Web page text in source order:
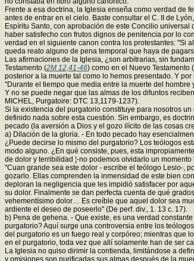
Frente a esa doctrina, la Iglesia enseña como verdad de
antes de entrar en el cielo. Baste consultar el C. II de
Espíritu Santo, con aprobación de este Concilio
haber satisfecho con frutos dignos de penitencia por lo
verdad en el siguiente canon contra los protestantes: "Si
queda reato alguno de pena temporal que haya de
Las afirmaciones de la Iglesia, ¿son arbitrarias, sin
Testamento (2M 12,41-46) como en el Nuevo Testamento (
posterior a la muerte tal como lo hemos presentado. Y
"Durante el tiempo que media entre la muerte del
Y no se puede negar que las almas de los difuntos
MICHEL, Purgatoire: DTC 13,1179-1237).
Si la existencia del purgatorio constituye para nosotros
definido nada sobre esta cuestión. Sin embargo, es
pecado (la aversión a Dios y el gozo ilícito de las cosas
a) Dilación de la gloria. - En todo pecado hay
¿Puede decirse lo mismo del purgatorio? Los teólogos
modo alguno. ¿En qué consiste, pues, esta
de dolor y terribilidad ¦-no podemos olvidarlo un
"Cuan grande sea este dolor - escribe el teólogo Lesio-,
gozarlo. Ellas comprenden la inmensidad de este bien
deploran la negligencia que les impidió satisfacer por
su dolor. Finalmente se dan perfecta cuenta de qué
vehementísimo dolor… Es creíble que aquel dolor sea
ardiente el deseo de poseerlo" (De perf. div., 1. 13 c. 17).
b) Pena de gehena. - Que existe, es una verdad
purgatorio? Aquí surge una controversia entre los
del purgatorio es un fuego real y corpóreo; mientras que
en el purgatorio, toda vez que allí solamente han de ser
La Iglesia no quiso dirimir la contienda, limitándose a
y omisiones son purificadas sus almas después de la